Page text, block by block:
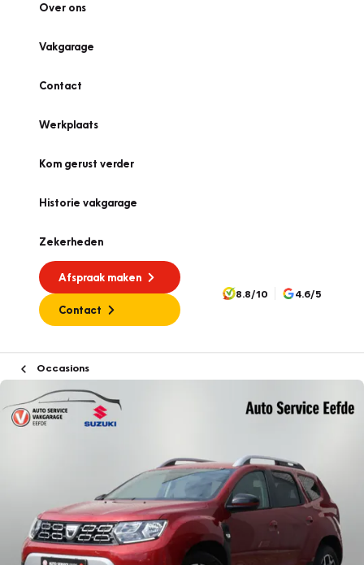
Over ons
Vakgarage
Contact
Werkplaats
Kom gerust verder
Historie vakgarage
Zekerheden
Afspraak maken
Contact
8.8/10 4.6/5
Occasions